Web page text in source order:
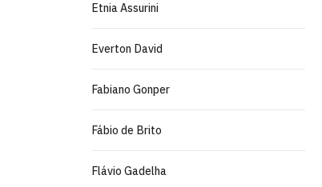
Etnia Assurini
Everton David
Fabiano Gonper
Fábio de Brito
Flávio Gadelha